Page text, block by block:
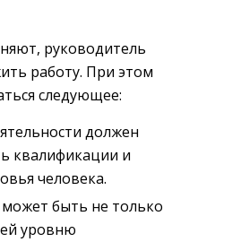
руководитель
работу. При этом
следующее:
должен
квалификации и
человека.
быть не только
уровню